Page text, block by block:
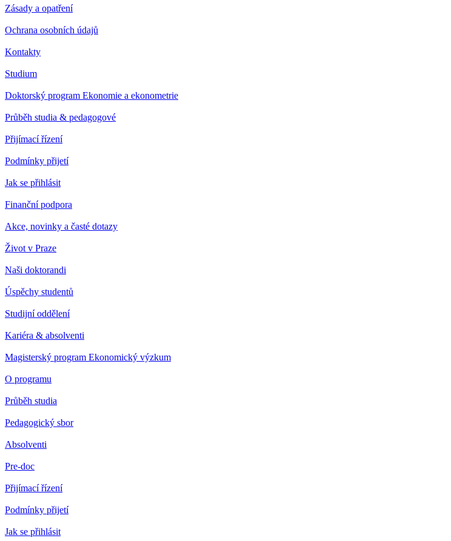
Zásady a opatření
Ochrana osobních údajů
Kontakty
Studium
Doktorský program Ekonomie a ekonometrie
Průběh studia & pedagogové
Přijímací řízení
Podmínky přijetí
Jak se přihlásit
Finanční podpora
Akce, novinky a časté dotazy
Život v Praze
Naši doktorandi
Úspěchy studentů
Studijní oddělení
Kariéra & absolventi
Magisterský program Ekonomický výzkum
O programu
Průběh studia
Pedagogický sbor
Absolventi
Pre-doc
Přijímací řízení
Podmínky přijetí
Jak se přihlásit